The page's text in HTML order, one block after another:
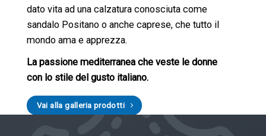
dato vita ad una calzatura conosciuta come
sandalo Positano o anche caprese, che tutto il
mondo ama e apprezza.
La passione mediterranea che veste le donne
con lo stile del gusto italiano.
Vai alla galleria prodotti